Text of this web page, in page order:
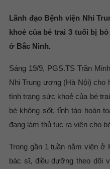
Lãnh đạo Bệnh viện Nhi
khoẻ của bé trai 3 tuổi bị
ở Bắc Ninh.
Sáng 19/9, PGS.TS Trần
Nhi Trung ương (Hà Nội) cho
tình trạng sức khoẻ của bé
bé không sốt, tỉnh táo hoàn
đang làm thủ tục ra viện cho
Trong gần 1 tuần nằm viện
bác sĩ, điều dưỡng theo dõi